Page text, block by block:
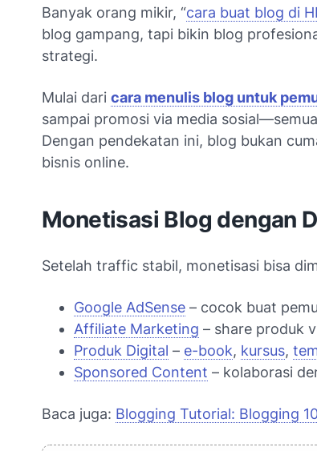
Banyak orang mikir, “cara buat blog di
blog gampang, tapi bikin blog
strategi.
Mulai dari cara menulis blog untuk
sampai promosi via media
Dengan pendekatan ini, blog bukan
bisnis online.
Monetisasi Blog dengan
Setelah traffic stabil, monetisasi bisa
Google AdSense – cocok buat
Affiliate Marketing – share produk
Produk Digital – e-book, kursus,
Sponsored Content – kolaborasi
Baca juga: Blogging Tutorial: Blogging